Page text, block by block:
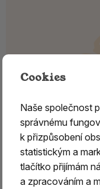
Cookies
Naše společnost
správnému
k přizpůsobení
statistickým a
tlačítko přijímám
a zpracováním a